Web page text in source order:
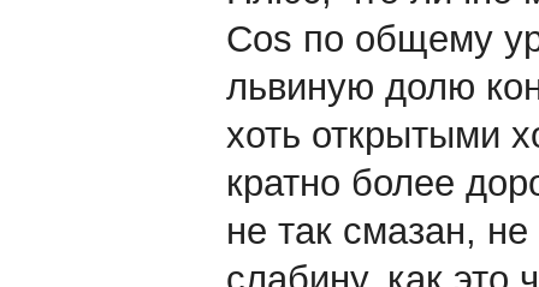
Cos по общему
львиную долю
хоть открытыми
кратно более
не так смазан,